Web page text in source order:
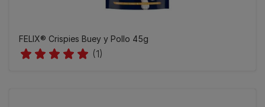
FELIX® Crispies Buey y Pollo 45g
(1)